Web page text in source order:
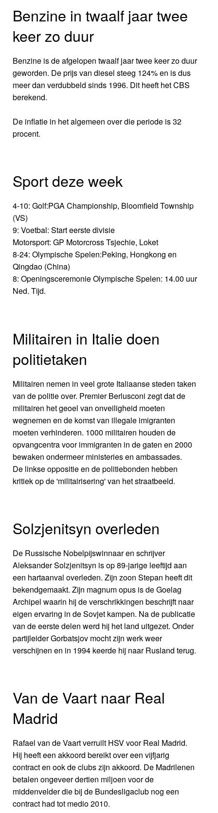
Benzine in twaalf jaar twee
keer zo duur
Benzine is de afgelopen twaalf jaar twee keer zo duur
geworden. De prijs van diesel steeg 124% en is dus
meer dan verdubbeld sinds 1996. Dit heeft het CBS
berekend.
De inflatie in het algemeen over die periode is 32
procent.
Sport deze week
4-10: Golf:PGA Championship, Bloomfield Township
(VS)
9: Voetbal: Start eerste divisie
Motorsport: GP Motorcross Tsjechie, Loket
8-24: Olympische Spelen:Peking, Hongkong en
Qingdao (China)
8: Openingsceremonie Olympische Spelen: 14.00 uur
Ned. Tijd.
Militairen in Italie doen
politietaken
Militairen nemen in veel grote Italiaanse steden taken
van de politie over. Premier Berlusconi zegt dat de
militairen het geoel van onveiligheid moeten
wegnemen en de komst van illegale imigranten
moeten verhinderen. 1000 militairen houden de
opvangcentra voor immigranten in de gaten en 2000
bewaken ondermeer ministeries en ambassades.
De linkse oppositie en de politiebonden hebben
kritiek op de 'militairisering' van het straatbeeld.
Solzjenitsyn overleden
De Russische Nobelpijswinnaar en schrijver
Aleksander Solzjenitsyn is op 89-jarige leeftijd aan
een hartaanval overleden. Zijn zoon Stepan heeft dit
bekendgemaakt. Zijn magnum opus is de Goelag
Archipel waarin hij de verschrikkingen beschrijft naar
eigen ervaring in de Sovjet kampen. Na de publicatie
van de eerste delen werd hij het land uitgezet. Onder
partijleider Gorbatsjov mocht zijn werk weer
verschijnen en in 1994 keerde hij naar Rusland terug.
Van de Vaart naar Real
Madrid
Rafael van de Vaart verruilt HSV voor Real Madrid.
Hij heeft een akkoord bereikt over een vijfjarig
contract en ook de clubs zijn akkoord. De Madrilenen
betalen ongeveer dertien miljoen voor de
middenvelder die bij de Bundesligaclub nog een
contract had tot medio 2010.